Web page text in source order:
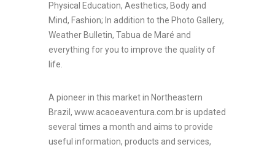
Physical Education, Aesthetics, Body and
Mind, Fashion; In addition to the Photo Gallery,
Weather Bulletin, Tabua de Maré and
everything for you to improve the quality of
life.
A pioneer in this market in Northeastern
Brazil, www.acaoeaventura.com.br is updated
several times a month and aims to provide
useful information, products and services,